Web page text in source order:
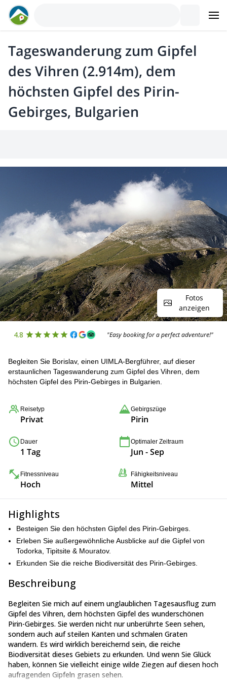
Tageswanderung zum Gipfel
des Vihren (2.914m), dem
höchsten Gipfel des Pirin-
Gebirges, Bulgarien
Fotos
anzeigen
4.8 "Easy booking for a perfect adventure!"
Begleiten Sie Borislav, einen UIMLA-Bergführer, auf dieser
erstaunlichen Tageswanderung zum Gipfel des Vihren, dem
höchsten Gipfel des Pirin-Gebirges in Bulgarien.
Reisetyp
Privat
Gebirgszüge
Pirin
Dauer
1 Tag
Optimaler Zeitraum
Jun - Sep
Fitnessniveau
Hoch
Fähigkeitsniveau
Mittel
Highlights
Besteigen Sie den höchsten Gipfel des Pirin-Gebirges.
Erleben Sie außergewöhnliche Ausblicke auf die Gipfel von
Todorka, Tipitsite & Mouratov.
Erkunden Sie die reiche Biodiversität des Pirin-Gebirges.
Beschreibung
Begleiten Sie mich auf einem unglaublichen Tagesausflug zum
Gipfel des Vihren, dem höchsten Gipfel des wunderschönen
Pirin-Gebirges. Sie werden nicht nur unberührte Seen sehen,
sondern auch auf steilen Kanten und schmalen Graten
wandern. Es wird wirklich bereichernd sein, die reiche
Biodiversität dieses Gebiets zu erkunden. Und wenn Sie Glück
haben, können Sie vielleicht einige wilde Ziegen auf diesen hoch
aufragenden Gipfeln grasen sehen.